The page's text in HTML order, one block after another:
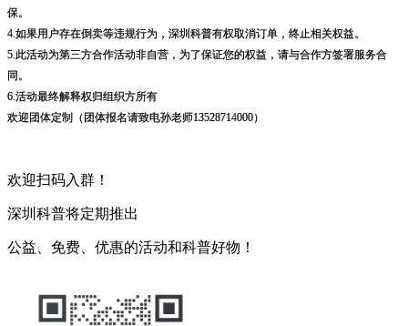
保。
4.如果用户存在倒卖等违规行为，深圳科普有权取消订单，终止相关权益。
5.此活动为第三方合作活动非自营，为了保证您的权益，请与合作方签署服务合
同。
6.活动最终解释权归组织方所有
欢迎团体定制（团体报名请致电孙老师13528714000）
欢迎扫码入群！
深圳科普将定期推出
公益、免费、优惠的活动和科普好物！